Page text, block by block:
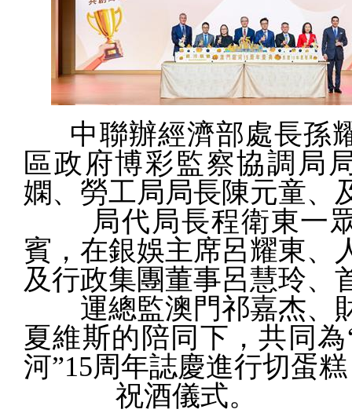
中聯辦經濟部處長孫
區政府博彩監察協調局
嫻、勞工局局長陳元童、
局代局長程衛東一
賓，在銀娛主席呂耀東、
及行政集團董事呂慧玲、
運總監澳門祁嘉杰、
夏維斯的陪同下，共同
河”15周年誌慶進行切蛋糕
祝酒儀式。